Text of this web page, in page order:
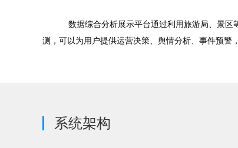
数据综合分析展示平台通过利用旅游局、景区
测，可以为用户提供运营决策、舆情分析、事件预警
系统架构